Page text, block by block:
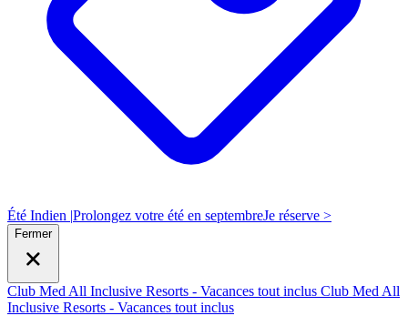
Été Indien |Prolongez votre été en septembreJe réserve >
Fermer
Club Med All Inclusive Resorts - Vacances tout inclus Club Med All
Inclusive Resorts - Vacances tout inclus